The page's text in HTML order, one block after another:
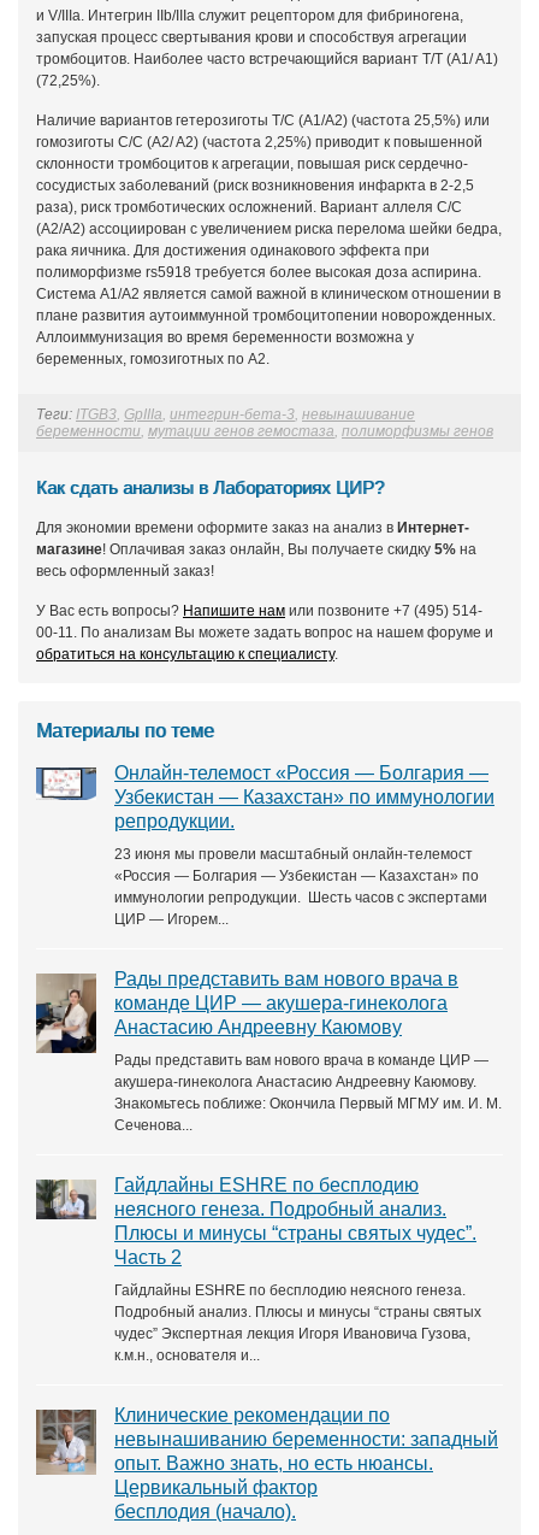
и V/IIIa. Интегрин IIb/IIIa служит рецептором для фибриногена,
запуская процесс свертывания крови и способствуя агрегации
тромбоцитов. Наиболее часто встречающийся вариант T/T (A1/ A1)
(72,25%).
Наличие вариантов гетерозиготы T/C (A1/A2) (частота 25,5%) или
гомозиготы С/С (A2/ A2) (частота 2,25%) приводит к повышенной
склонности тромбоцитов к агрегации, повышая риск сердечно-
сосудистых заболеваний (риск возникновения инфаркта в 2-2,5
раза), риск тромботических осложнений. Вариант аллеля С/С
(A2/A2) ассоциирован с увеличением риска перелома шейки бедра,
рака яичника. Для достижения одинакового эффекта при
полиморфизме rs5918 требуется более высокая доза аспирина.
Система A1/A2 является самой важной в клиническом отношении в
плане развития аутоиммунной тромбоцитопении новорожденных.
Аллоиммунизация во время беременности возможна у
беременных, гомозиготных по A2.
Теги: ITGB3, GpIIIa, интегрин-бета-3, невынашивание
беременности, мутации генов гемостаза, полиморфизмы генов
Как сдать анализы в Лабораториях ЦИР?
Для экономии времени оформите заказ на анализ в Интернет-
магазине! Оплачивая заказ онлайн, Вы получаете скидку 5% на
весь оформленный заказ!
У Вас есть вопросы? Напишите нам или позвоните +7 (495) 514-
00-11. По анализам Вы можете задать вопрос на нашем форуме и
обратиться на консультацию к специалисту.
Материалы по теме
Онлайн‑телемост «Россия — Болгария —
Узбекистан — Казахстан» по иммунологии
репродукции.
23 июня мы провели масштабный онлайн‑телемост
«Россия — Болгария — Узбекистан — Казахстан» по
иммунологии репродукции. Шесть часов с экспертами
ЦИР — Игорем...
Рады представить вам нового врача в
команде ЦИР — акушера‑гинеколога
Анастасию Андреевну Каюмову
Рады представить вам нового врача в команде ЦИР —
акушера‑гинеколога Анастасию Андреевну Каюмову.
Знакомьтесь поближе: Окончила Первый МГМУ им. И. М.
Сеченова...
Гайдлайны ESHRE по бесплодию
неясного генеза. Подробный анализ.
Плюсы и минусы “страны святых чудес”.
Часть 2
Гайдлайны ESHRE по бесплодию неясного генеза.
Подробный анализ. Плюсы и минусы “страны святых
чудес” Экспертная лекция Игоря Ивановича Гузова,
к.м.н., основателя и...
Клинические рекомендации по
невынашиванию беременности: западный
опыт. Важно знать, но есть нюансы.
Цервикальный фактор
бесплодия (начало).